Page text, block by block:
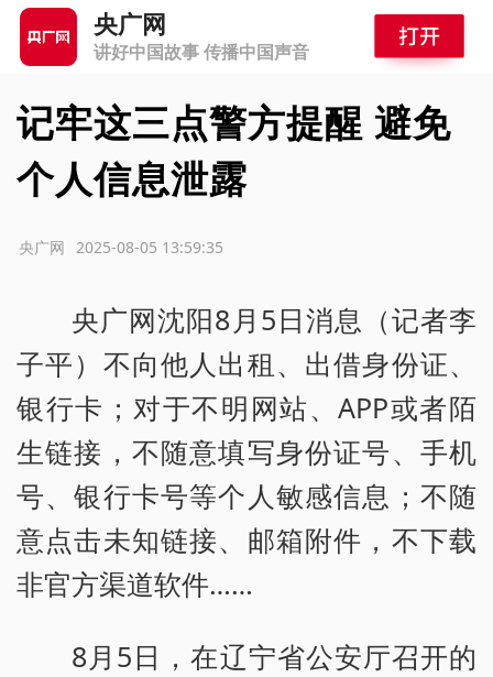
央广网
讲好中国故事 传播中国声音
记牢这三点警方提醒 避免
个人信息泄露
2025-08-05 13:59:35
央广网
央广网沈阳8月5日消息（记者李
子平）不向他人出租、出借身份证、
银行卡；对于不明网站、APP或者陌
生链接，不随意填写身份证号、手机
号、银行卡号等个人敏感信息；不随
意点击未知链接、邮箱附件，不下载
非官方渠道软件……
8月5日，在辽宁省公安厅召开的